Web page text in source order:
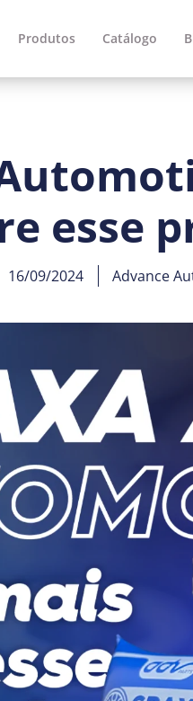
Produtos Catálogo
esse
16/09/2024 Advance